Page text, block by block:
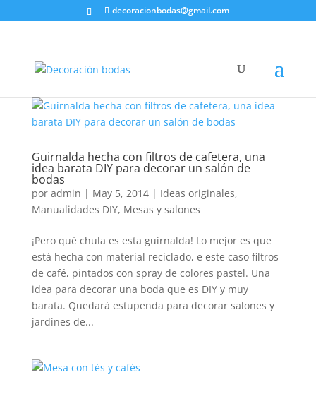
decoracionbodas@gmail.com
Guirnalda hecha con filtros de cafetera, una
idea barata DIY para decorar un salón de
bodas
por admin | May 5, 2014| Ideas originales,
Manualidades DIY, Mesas y salones
¡Pero qué chula es esta guirnalda! Lo mejor es que
está hecha con material reciclado, e este caso filtros
de café, pintados con spray de colores pastel. Una
idea para decorar una boda que es DIY y muy
barata. Quedará estupenda para decorar salones y
jardines de...